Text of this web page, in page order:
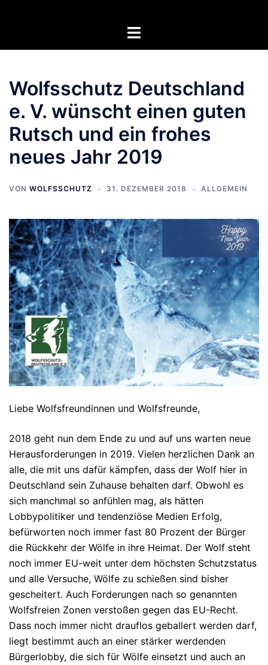
Menü
Wolfsschutz Deutschland
e. V. wünscht einen guten
Rutsch und ein frohes
neues Jahr 2019
VON WOLFSSCHUTZ 31. DEZEMBER 2018 ALLGEMEIN
Liebe Wolfsfreundinnen und Wolfsfreunde,
2018 geht nun dem Ende zu und auf uns warten neue
Herausforderungen in 2019. Vielen herzlichen Dank an
alle, die mit uns dafür kämpfen, dass der Wolf hier in
Deutschland sein Zuhause behalten darf. Obwohl es
sich manchmal so anfühlen mag, als hätten
Lobbypolitiker und tendenziöse Medien Erfolg,
befürworten noch immer fast 80 Prozent der Bürger
die Rückkehr der Wölfe in ihre Heimat. Der Wolf steht
noch immer EU-weit unter dem höchsten Schutzstatus
und alle Versuche, Wölfe zu schießen sind bisher
gescheitert. Auch Forderungen nach so genannten
Wolfsfreien Zonen verstoßen gegen das EU-Recht.
Dass noch immer nicht drauflos geballert werden darf,
liegt bestimmt auch an einer stärker werdenden
Bürgerlobby, die sich für Wölfe einsetzt und auch an